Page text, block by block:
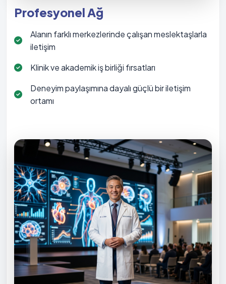
Profesyonel Ağ
Alanın farklı merkezlerinde çalışan meslektaşlarla
iletişim
Klinik ve akademik iş birliği fırsatları
Deneyim paylaşımına dayalı güçlü bir iletişim
ortamı